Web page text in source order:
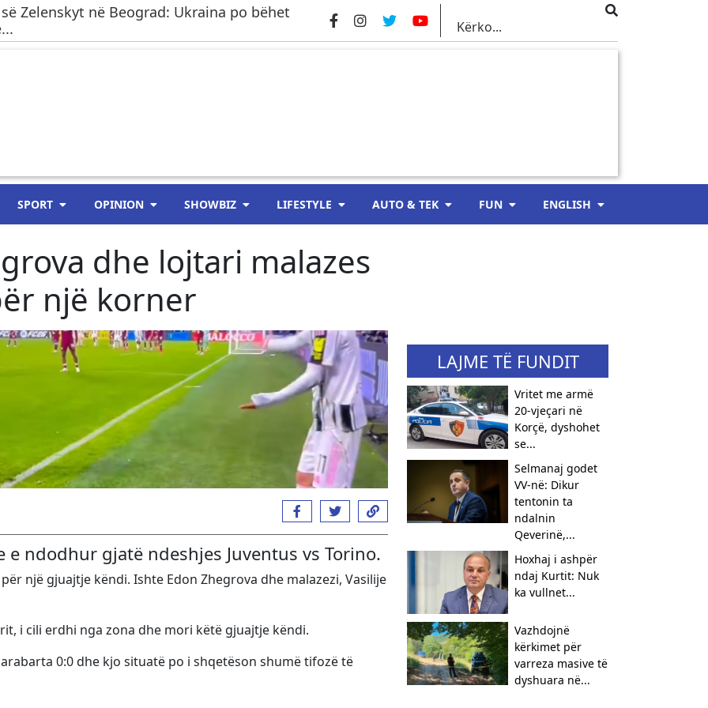
Zelenskyt në Beograd: Ukraina po bëhet
SPORT OPINION SHOWBIZ LIFESTYLE AUTO & TEK FUN ENGLISH
dhe lojtari malazes
një korner
ndodhur gjatë ndeshjes Juventus vs Torino.
një gjuajtje këndi. Ishte Edon Zhegrova dhe malazezi, Vasilije
i cili erdhi nga zona dhe mori këtë gjuajtje këndi.
0:0 dhe kjo situatë po i shqetëson shumë tifozë të
LAJME TË FUNDIT
Vritet me armë
20-vjeçari në
Korçë, dyshohet
se...
Selmanaj godet
VV-në: Dikur
tentonin ta
ndalnin
Qeverinë,...
Hoxhaj i ashpër
ndaj Kurtit: Nuk
ka vullnet...
Vazhdojnë
kërkimet për
varreza masive të
dyshuara në...